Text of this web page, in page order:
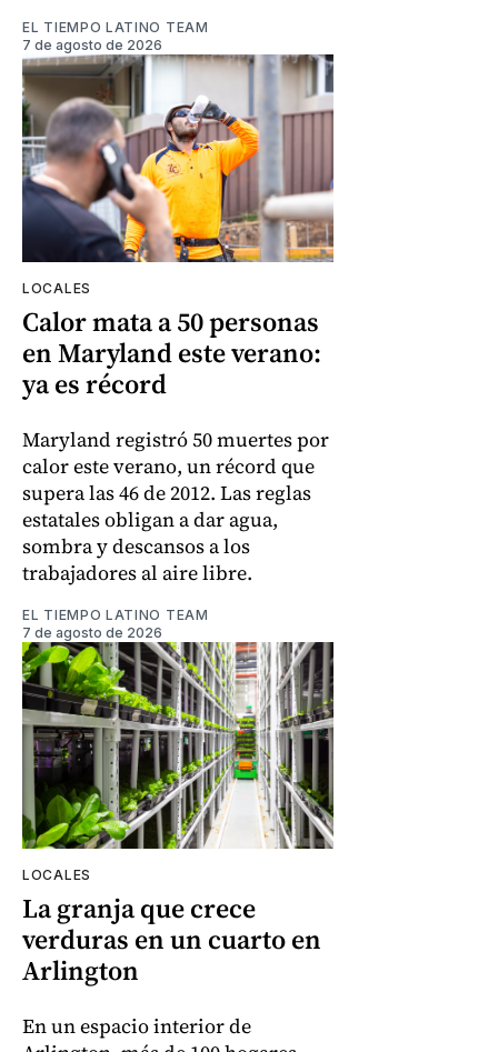
EL TIEMPO LATINO TEAM
7 de agosto de 2026
LOCALES
Calor mata a 50 personas
en Maryland este verano:
ya es récord
Maryland registró 50 muertes por
calor este verano, un récord que
supera las 46 de 2012. Las reglas
estatales obligan a dar agua,
sombra y descansos a los
trabajadores al aire libre.
EL TIEMPO LATINO TEAM
7 de agosto de 2026
LOCALES
La granja que crece
verduras en un cuarto en
Arlington
En un espacio interior de